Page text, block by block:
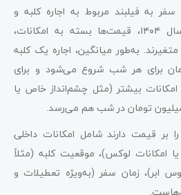
به فیلبند مربوط به اجاره کلبه و
خانه‌های محلی است. در سال ۱۴۰۴، قیمت‌ها بسته به امکانات،
به‌طور میانگین، اجاره یک کلبه
۶۰۰ هزار تومان برای هر شب شروع می‌شود و برای
امکانات بیشتر (مثل چشم‌انداز خاص یا
بر قیمت دارند شامل امکانات داخلی
امکانات لوکس)، موقعیت کلبه (مثلاً
ابر)، زمان سفر (به‌ویژه تعطیلات و